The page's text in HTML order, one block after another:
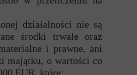
działalności nie są
środki trwałe oraz
i prawne, ani
majątku, o wartości co
EUR, które: